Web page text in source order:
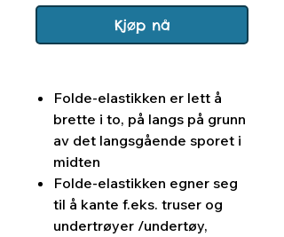
Kjøp nå
Folde-elastikken er lett å
brette i to, på langs på grunn
av det langsgående sporet i
midten
Folde-elastikken egner seg
til å kante f.eks. truser og
undertrøyer /undertøy,